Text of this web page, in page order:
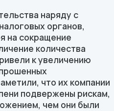
наряду с
органов,
на сокращение
количества
к увеличению
что их компании
подвержены рискам,
чем они были